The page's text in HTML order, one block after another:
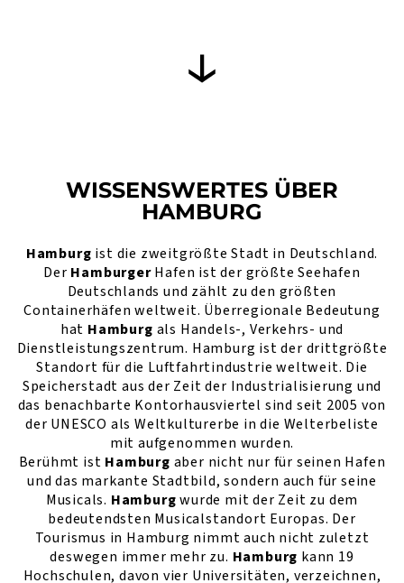
WISSENSWERTES ÜBER
HAMBURG
Hamburg ist die zweitgrößte Stadt in Deutschland.
Der HamburgerHafen ist der größte Seehafen
Deutschlands und zählt zu den größten
Containerhäfen weltweit. Überregionale Bedeutung
hat Hamburg als Handels-, Verkehrs- und
Dienstleistungszentrum. Hamburg ist der drittgrößte
Standort für die Luftfahrtindustrie weltweit. Die
Speicherstadt aus der Zeit der Industrialisierung und
das benachbarte Kontorhausviertel sind seit 2005 von
der UNESCO als Weltkulturerbe in die Welterbeliste
mit aufgenommen wurden.
Berühmt ist Hamburg aber nicht nur für seinen Hafen
und das markante Stadtbild, sondern auch für seine
Musicals. Hamburgwurde mit der Zeit zu dem
bedeutendsten Musicalstandort Europas. Der
Tourismus in Hamburg nimmt auch nicht zuletzt
deswegen immer mehr zu. Hamburg kann 19
Hochschulen, davon vier Universitäten, verzeichnen,